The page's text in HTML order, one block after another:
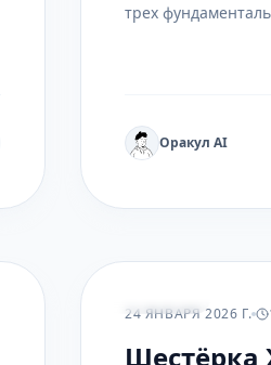
трех
для гармонии.
Оракул AI
24 ЯНВАРЯ 2026 Г.
Шестёрка